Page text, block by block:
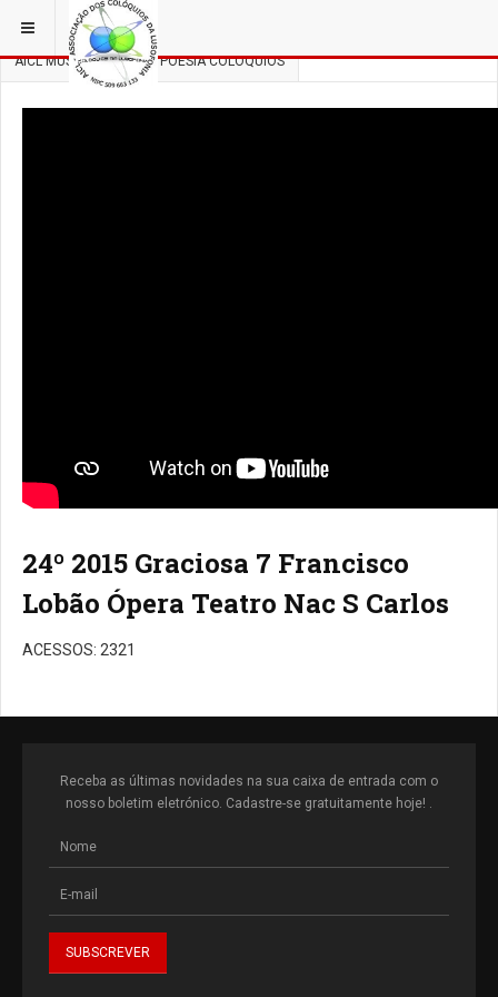
ESTÁ EM... 3 COLÓQUIOS
AICL MÚSICA, DANÇA E POESIA COLÓQUIOS
24º 2015 Graciosa 7 Francisco
Lobão Ópera Teatro Nac S Carlos
ACESSOS: 2321
Receba as últimas novidades na sua caixa de entrada com o
nosso boletim eletrónico. Cadastre-se gratuitamente hoje! .